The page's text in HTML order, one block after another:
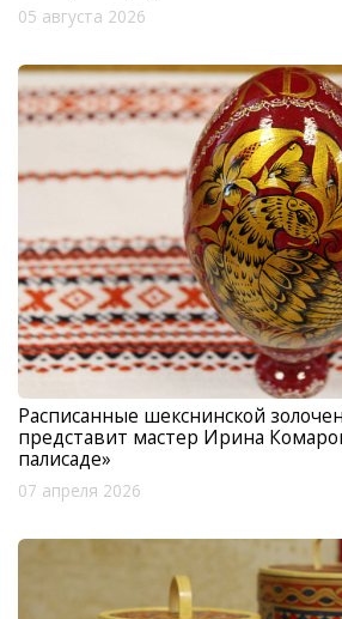
05 августа 2026
Расписанные шекснинской
представит мастер Ирина
палисаде»
07 апреля 2026